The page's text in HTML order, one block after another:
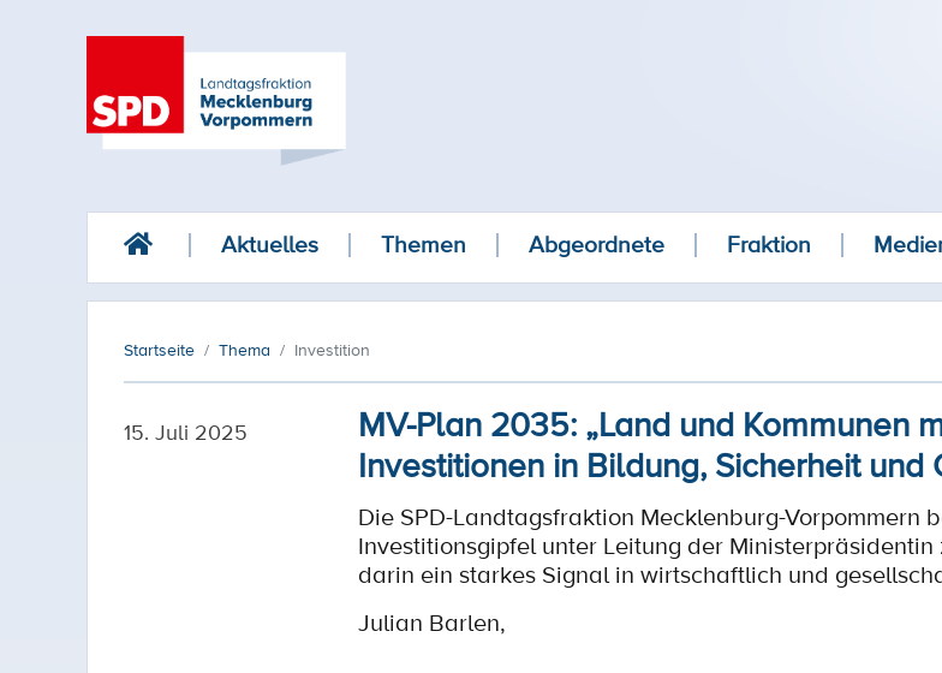
Aktuelles Themen Abgeordnete Fraktion
Startseite Thema Investition
15. Juli 2025
MV-Plan 2035: „Land und Kommunen
Investitionen in Bildung, Sicherheit und
Die SPD-Landtagsfraktion Mecklenburg-Vorpommern
Investitionsgipfel unter Leitung der Ministerpräsidentin
darin ein starkes Signal in wirtschaftlich und
Julian Barlen,